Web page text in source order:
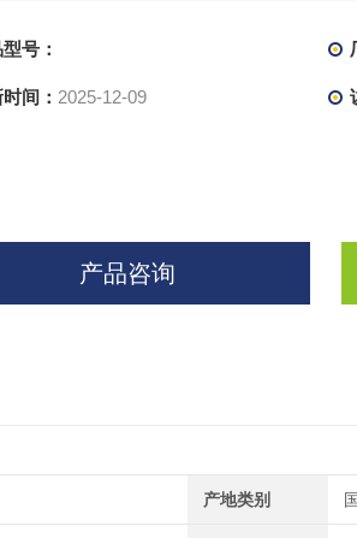
号：
间： 2025-12-09
产品咨询
产地类别